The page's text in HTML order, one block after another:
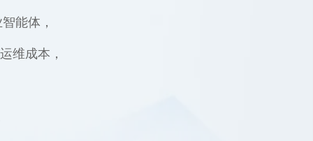
能体，
维成本，